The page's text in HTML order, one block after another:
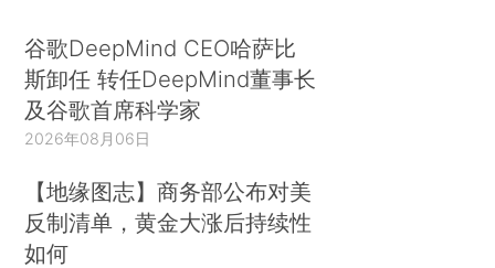
谷歌DeepMind CEO哈萨比
斯卸任 转任DeepMind董事长
及谷歌首席科学家
2026年08月06日
【地缘图志】商务部公布对美
反制清单，黄金大涨后持续性
如何